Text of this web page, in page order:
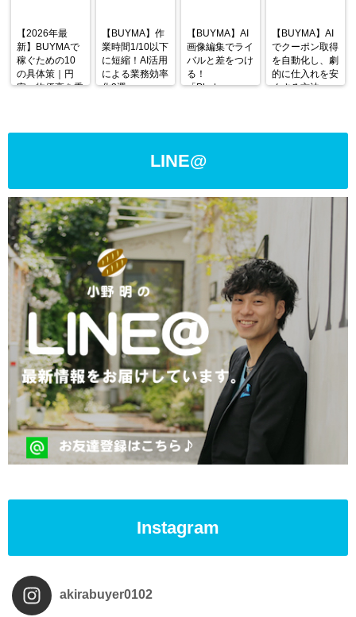
【2026年最
新】BUYMAで
稼ぐための10
の具体策｜円
安・物価高を乗
【BUYMA】作
業時間1/10以下
に短縮！AI活用
による業務効率
化3選
【BUYMA】AI
画像編集でライ
バルと差をつけ
る！
「Photoroom」
【BUYMA】AI
でクーポン取得
を自動化し、劇
的に仕入れを安
くする方法
LINE@
Instagram
akirabuyer0102